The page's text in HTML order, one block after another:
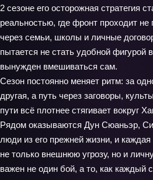
2 сезоне его осторожная стратегия
реальностью, где фронт проходит не
через семьи, школы и личные
пытается не стать удобной фигурой
вынужден вмешиваться сам.
Сезон постоянно меняет ритм: за
другая, а путь через заговоры,
пути всё плотнее стягивает вокруг
Рядом оказываются Дун Сюаньэр,
люди из его прежней жизни, и каждая
не только внешнюю угрозу, но и
важен не один бой, а то, как каждый